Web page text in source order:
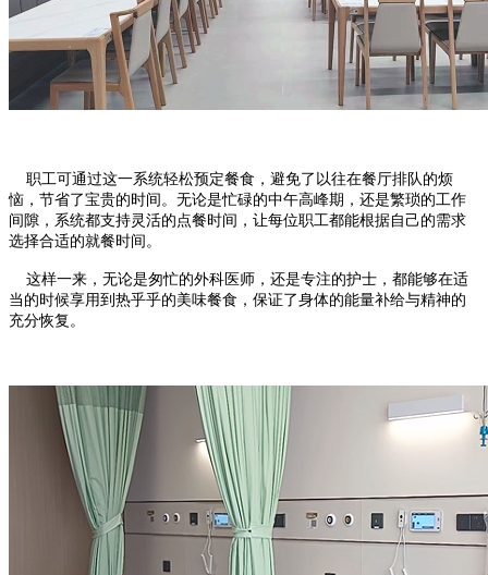
职工可通过这一系统轻松预定餐食，避免了以往在餐厅排队的烦
恼，节省了宝贵的时间。无论是忙碌的中午高峰期，还是繁琐的工作
间隙，系统都支持灵活的点餐时间，让每位职工都能根据自己的需求
选择合适的就餐时间。
这样一来，无论是匆忙的外科医师，还是专注的护士，都能够在适
当的时候享用到热乎乎的美味餐食，保证了身体的能量补给与精神的
充分恢复。